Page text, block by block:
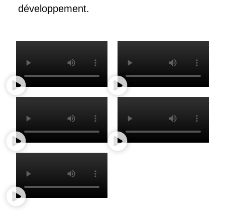
développement.